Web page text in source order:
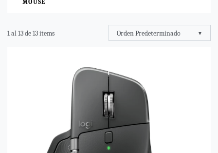
MOUSE
1 al 13 de 13 items Orden Predeterminado